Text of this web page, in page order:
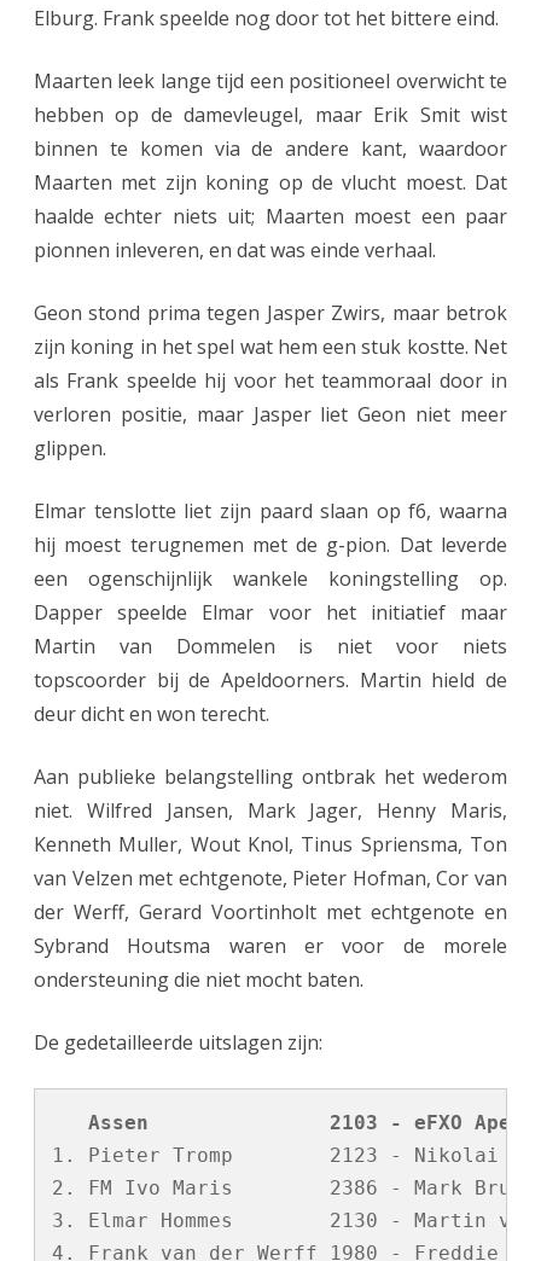
Elburg. Frank speelde nog door tot het bittere eind.
Maarten leek lange tijd een positioneel overwicht te
hebben op de damevleugel, maar Erik Smit wist
binnen te komen via de andere kant, waardoor
Maarten met zijn koning op de vlucht moest. Dat
haalde echter niets uit; Maarten moest een paar
pionnen inleveren, en dat was einde verhaal.
Geon stond prima tegen Jasper Zwirs, maar betrok
zijn koning in het spel wat hem een stuk kostte. Net
als Frank speelde hij voor het teammoraal door in
verloren positie, maar Jasper liet Geon niet meer
glippen.
Elmar tenslotte liet zijn paard slaan op f6, waarna
hij moest terugnemen met de g-pion. Dat leverde
een ogenschijnlijk wankele koningstelling op.
Dapper speelde Elmar voor het initiatief maar
Martin van Dommelen is niet voor niets
topscoorder bij de Apeldoorners. Martin hield de
deur dicht en won terecht.
Aan publieke belangstelling ontbrak het wederom
niet. Wilfred Jansen, Mark Jager, Henny Maris,
Kenneth Muller, Wout Knol, Tinus Spriensma, Ton
van Velzen met echtgenote, Pieter Hofman, Cor van
der Werff, Gerard Voortinholt met echtgenote en
Sybrand Houtsma waren er voor de morele
ondersteuning die niet mocht baten.
De gedetailleerde uitslagen zijn:
Assen               2103 - eFXO
1. Pieter Tromp        2123 - Nikolai
2. FM Ivo Maris        2386 - Mark
3. Elmar Hommes        2130 - Martin
4. Frank van der Werff 1980 - Freddie